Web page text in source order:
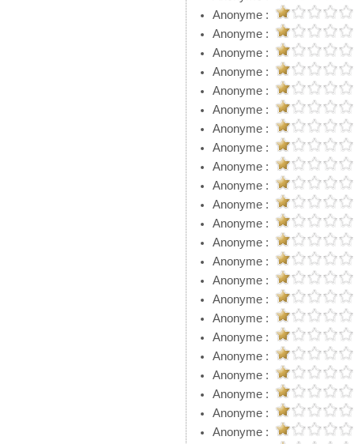
Anonyme :
Anonyme :
Anonyme :
Anonyme :
Anonyme :
Anonyme :
Anonyme :
Anonyme :
Anonyme :
Anonyme :
Anonyme :
Anonyme :
Anonyme :
Anonyme :
Anonyme :
Anonyme :
Anonyme :
Anonyme :
Anonyme :
Anonyme :
Anonyme :
Anonyme :
Anonyme :